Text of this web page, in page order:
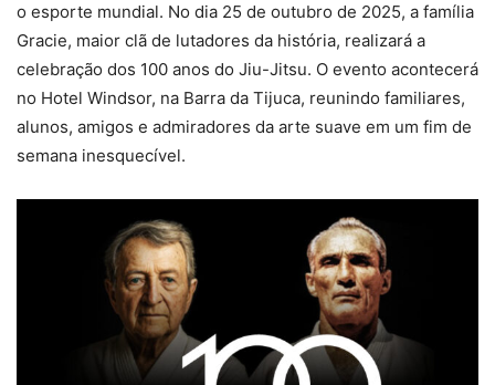
o esporte mundial. No dia 25 de outubro de 2025, a família
Gracie, maior clã de lutadores da história, realizará a
celebração dos 100 anos do Jiu-Jitsu. O evento acontecerá
no Hotel Windsor, na Barra da Tijuca, reunindo familiares,
alunos, amigos e admiradores da arte suave em um fim de
semana inesquecível.